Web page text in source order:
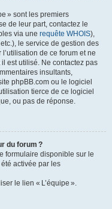
» sont les premiers
de leur part, contactez le
via une requête WHOIS),
etc.), le service de gestion des
de ce forum et ne
est utilisé. Ne contactez pas
insultants,
phpBB.com ou le logiciel
tierce de ce logiciel
ou pas de réponse.
du forum ?
formulaire disponible sur le
activée par les
le lien « L’équipe ».